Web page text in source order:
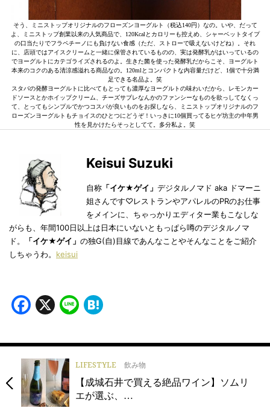
そう、ミニストップオリジナルのフローズンヨーグルト（税込140円）なの。いや、だって
よ、ミニストップ創業以来の人気商品で、120Kcalとカロリーも控えめ、シャーベットタイプ
の口当たりでフラペチーノにも負けない食感（ただ、ストローで吸えないけどね）。それ
に、店頭ではアイスクリームと一緒に保管されているものの、実は発酵乳がはいっているの
でヨーグルトにカテゴライズされるのよ。生きた菌を使った発酵乳だからこそ、ヨーグルト
本来のコクのある清涼感溢れる商品なの。120mlとコンパクトな内容量だけど、1個で十分満
足できる名品よ。笑
スタバの発酵ヨーグルトに比べてもとっても濃厚なヨーグルトの味わいだから、レモンカー
ドソースとかホイップクリーム、チーズサブレなんかのファンシーなものを欲っしてなくっ
て、とってもシンプルでかつコスパが良いものをお探しなら、ミニストップオリジナルのフ
ローズンヨーグルトもチョイスのひとつにどうぞ！いっきに10個買ってるヒゲ坊主の中年男
性を見かけたらそっとしてて。多分私よ。笑
Keisui Suzuki
自称 「イケ★ゲイ」 デジタルノマド aka ドマーニ
姐さんです♡レストランやアパレルのPRのお仕事
をメインに、ちゃっかりエディター業もこなしな
がらも、年間100日以上は日本にいないともっぱら噂のデジタルノマ
ド。
「イケ★ゲイ」 の独G(自)目線であんなことやそんなことをご紹介
しちゃうわ。 keisui
Facebook
X Line
LIFESTYLE 飲み物
【成城石井で買える絶品ワイン】ソムリ
エが選ぶ、…